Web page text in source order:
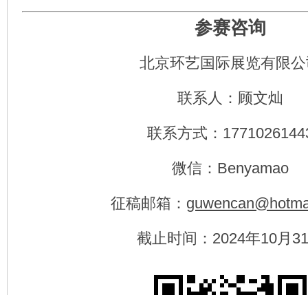
参赛咨询
北京环艺国际展览有限
联系人：顾文灿
联系方式：
微信：Benyamao
征稿邮箱：
截止时间：2024年10月